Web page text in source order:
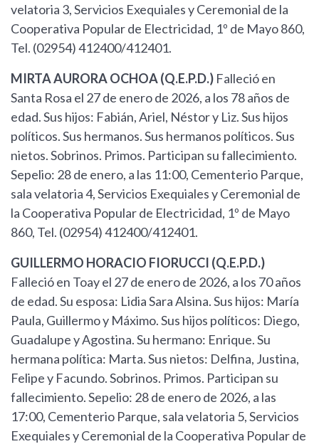
velatoria 3, Servicios Exequiales y Ceremonial de la
Cooperativa Popular de Electricidad, 1º de Mayo 860,
Tel. (02954) 412400/412401.
MIRTA AURORA OCHOA (Q.E.P.D.) Falleció en
Santa Rosa el 27 de enero de 2026, a los 78 años de
edad. Sus hijos: Fabián, Ariel, Néstor y Liz. Sus hijos
políticos. Sus hermanos. Sus hermanos políticos. Sus
nietos. Sobrinos. Primos. Participan su fallecimiento.
Sepelio: 28 de enero, a las 11:00, Cementerio Parque,
sala velatoria 4, Servicios Exequiales y Ceremonial de
la Cooperativa Popular de Electricidad, 1º de Mayo
860, Tel. (02954) 412400/412401.
GUILLERMO HORACIO FIORUCCI (Q.E.P.D.)
Falleció en Toay el 27 de enero de 2026, a los 70 años
de edad. Su esposa: Lidia Sara Alsina. Sus hijos: María
Paula, Guillermo y Máximo. Sus hijos políticos: Diego,
Guadalupe y Agostina. Su hermano: Enrique. Su
hermana política: Marta. Sus nietos: Delfina, Justina,
Felipe y Facundo. Sobrinos. Primos. Participan su
fallecimiento. Sepelio: 28 de enero de 2026, a las
17:00, Cementerio Parque, sala velatoria 5, Servicios
Exequiales y Ceremonial de la Cooperativa Popular de